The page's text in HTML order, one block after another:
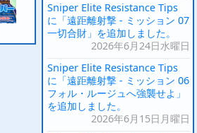
Sniper Elite Resistance Tips
に「遠距離射撃 - ミッション 07
一切合財」を追加しました。
2026年6月24日水曜日
Sniper Elite Resistance Tips
に「遠距離射撃 - ミッション 06
フォル・ルージュへ強襲せよ」
を追加しました。
2026年6月15日月曜日